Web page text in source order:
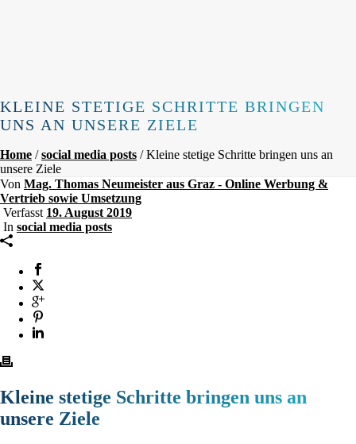
KLEINE STETIGE SCHRITTE BRINGEN
UNS AN UNSERE ZIELE
Home /social media posts / Kleine stetige Schritte bringen uns an
unsere Ziele
Von Mag. Thomas Neumeister aus Graz - Online Werbung &
Vertrieb sowie Umsetzung
Verfasst 19. August 2019
In social media posts
Kleine stetige Schritte bringen uns an
unsere Ziele